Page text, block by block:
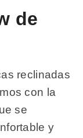
de
reclinadas
con la
se
y